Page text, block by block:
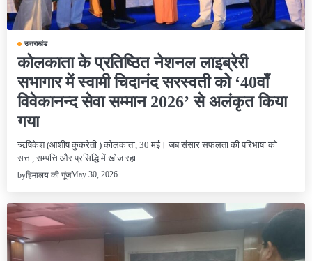
उत्तराखंड
कोलकाता के प्रतिष्ठित नेशनल लाइब्रेरी
सभागार में स्वामी चिदानंद सरस्वती को ‘40वाँ
विवेकानन्द सेवा सम्मान 2026’ से अलंकृत किया
गया
ऋषिकेश (आशीष कुकरेती ) कोलकाता, 30 मई। जब संसार सफलता की परिभाषा को
सत्ता, सम्पत्ति और प्रसिद्धि में खोज रहा…
byहिमालय की गूंजMay 30, 2026